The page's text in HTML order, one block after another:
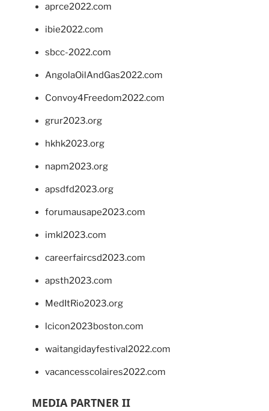
aprce2022.com
ibie2022.com
sbcc-2022.com
AngolaOilAndGas2022.com
Convoy4Freedom2022.com
grur2023.org
hkhk2023.org
napm2023.org
apsdfd2023.org
forumausape2023.com
imkl2023.com
careerfaircsd2023.com
apsth2023.com
MedItRio2023.org
lcicon2023boston.com
waitangidayfestival2022.com
vacancesscolaires2022.com
MEDIA PARTNER II